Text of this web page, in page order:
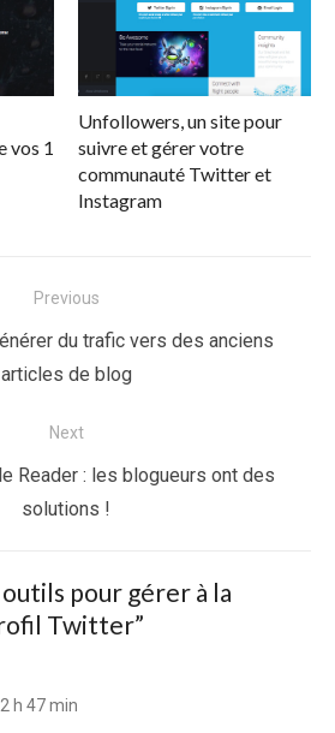
vos 1
Unfollowers, un site pour
suivre et gérer votre
communauté Twitter et
Instagram
Previous
du trafic vers des anciens
articles de blog
Next
Reader : les blogueurs ont des
solutions !
pour gérer à la
Twitter”
h 47 min